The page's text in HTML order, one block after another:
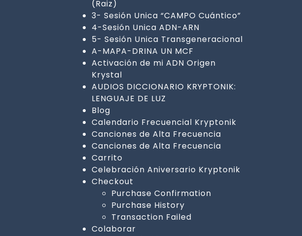
(Raiz)
3- Sesión Unica “CAMPO Cuántico”
4-Sesión Unica ADN-ARN
5- Sesión Unica Transgeneracional
A-MAPA-DRINA UN MCF
Activación de mi ADN Origen
Krystal
AUDIOS DICCIONARIO KRYPTONIK:
LENGUAJE DE LUZ
Blog
Calendario Frecuencial Kryptonik
Canciones de Alta Frecuencia
Canciones de Alta Frecuencia
Carrito
Celebración Aniversario Kryptonik
Checkout
Purchase Confirmation
Purchase History
Transaction Failed
Colaborar